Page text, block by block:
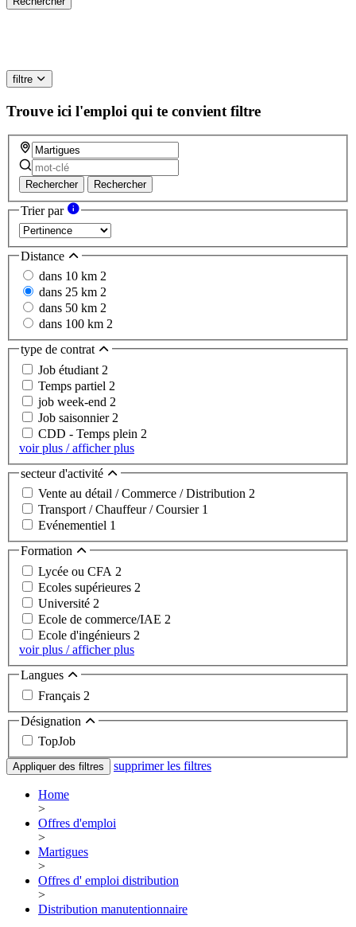
filtre
Trouve ici l'emploi qui te convient filtre
Rechercher Rechercher
Trier par
Distance
dans 10 km 2
dans 25 km 2
dans 50 km 2
dans 100 km 2
type de contrat
Job étudiant 2
Temps partiel 2
job week-end 2
Job saisonnier 2
CDD - Temps plein 2
voir plus / afficher plus
secteur d'activité
Vente au détail / Commerce / Distribution 2
Transport / Chauffeur / Coursier 1
Evénementiel 1
Formation
Lycée ou CFA 2
Ecoles supérieures 2
Université 2
Ecole de commerce/IAE 2
Ecole d'ingénieurs 2
voir plus / afficher plus
Langues
Français 2
Désignation
TopJob
Appliquer des filtres supprimer les filtres
Home
>
Offres d'emploi
>
Martigues
>
Offres d' emploi distribution
>
Distribution manutentionnaire